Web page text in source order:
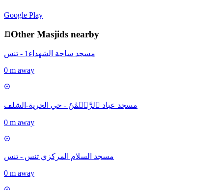
Google Play
Other Masjids nearby
مسجد ساحة الشهداء1 - تنس
0 m away
مسجد عباد ٱلرَّحۡمَٰنُ - حي الحرية-الشلف
0 m away
مسجد السلام المركزي تنس - تنس
0 m away